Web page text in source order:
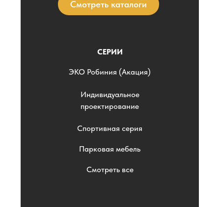
Смотреть каталоги
СЕРИИ
ЭKO Робиния (Акация)
Спортивная серия
Парковая мебель
Смотреть все
Индивидуальное
проектирование